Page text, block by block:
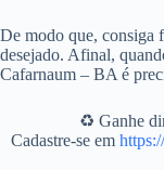
De modo que, consiga
desejado. Afinal,
Cafarnaum – BA é
♻️ Ganhe
Cadastre-se em